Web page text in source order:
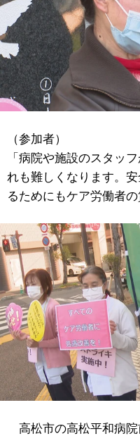
（参加者）
「病院や施設のスタッ
れも難しくなります。
るためにもケア労働者の
高松市の高松平和病院